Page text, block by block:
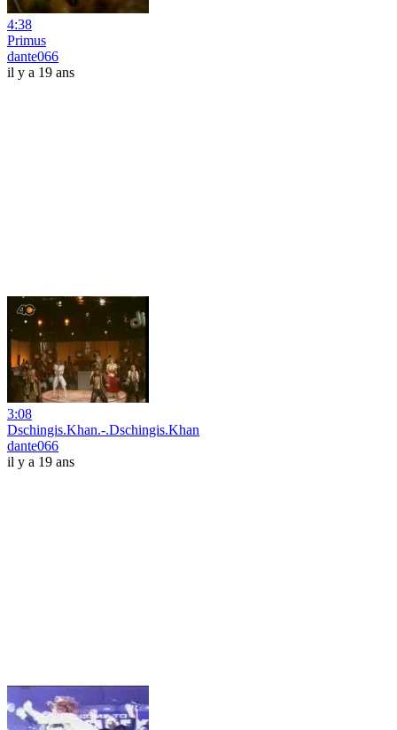
4:38
Primus
dante066
il y a 19 ans
3:08
Dschingis.Khan.-.Dschingis.Khan
dante066
il y a 19 ans